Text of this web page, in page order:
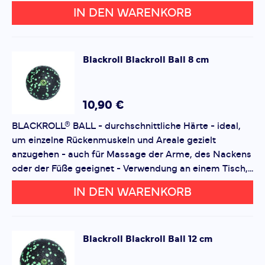
Pflichtfelder
Bewertung hinzufügen
Dieses Formular ist durch reCAPTCHA geschützt – es gelten
die DatenschutzbestimmungenundNutzungsbedingungen
von Google.
IN DEN WARENKORB
Blackroll Blackroll Ball 8 cm
10,90 €
BLACKROLL® BALL - durchschnittliche Härte - ideal,
um einzelne Rückenmuskeln und Areale gezielt
anzugehen - auch für Massage der Arme, des Nackens
oder der Füße geeignet - Verwendung an einem Tisch,...
IN DEN WARENKORB
Blackroll Blackroll Ball 12 cm